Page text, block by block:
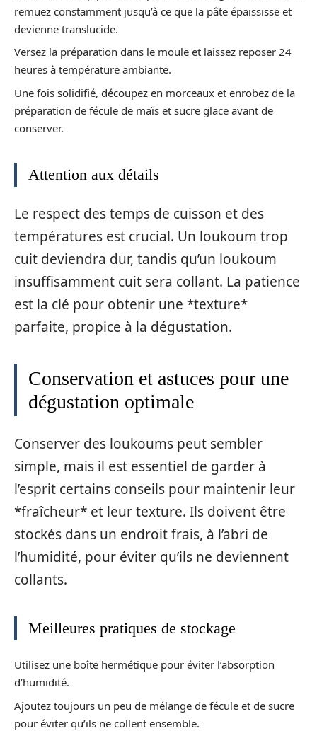
remuez constamment jusqu’à ce que la pâte épaississe et
devienne translucide.
Versez la préparation dans le moule et laissez reposer 24
heures à température ambiante.
Une fois solidifié, découpez en morceaux et enrobez de la
préparation de fécule de maïs et sucre glace avant de
conserver.
Attention aux détails
Le respect des temps de cuisson et des
températures est crucial. Un loukoum trop
cuit deviendra dur, tandis qu’un loukoum
insuffisamment cuit sera collant. La patience
est la clé pour obtenir une *texture*
parfaite, propice à la dégustation.
Conservation et astuces pour une
dégustation optimale
Conserver des loukoums peut sembler
simple, mais il est essentiel de garder à
l’esprit certains conseils pour maintenir leur
*fraîcheur* et leur texture. Ils doivent être
stockés dans un endroit frais, à l’abri de
l’humidité, pour éviter qu’ils ne deviennent
collants.
Meilleures pratiques de stockage
Utilisez une boîte hermétique pour éviter l’absorption
d’humidité.
Ajoutez toujours un peu de mélange de fécule et de sucre
pour éviter qu’ils ne collent ensemble.